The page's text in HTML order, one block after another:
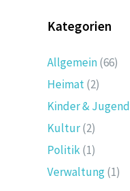
Kategorien
Allgemein(66)
Heimat(2)
Kinder & Jugend
Kultur(2)
Politik(1)
Verwaltung(1)